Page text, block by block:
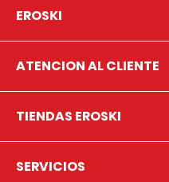
EROSKI
ATENCION AL CLIENTE
TIENDAS EROSKI
SERVICIOS